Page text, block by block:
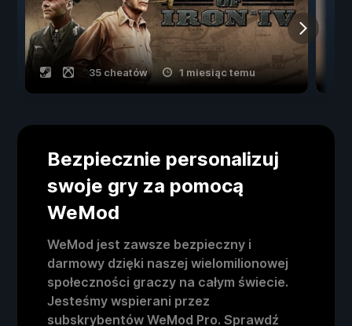
35 cheatów 1 miesiąc temu
Bezpiecznie personalizuj
swoje gry za pomocą
WeMod
WeMod jest zawsze bezpieczny i
darmowy dzięki naszej wielomilionowej
społeczności graczy na całym świecie.
Jesteśmy wspierani przez
subskrybentów WeMod Pro. Sprawdź